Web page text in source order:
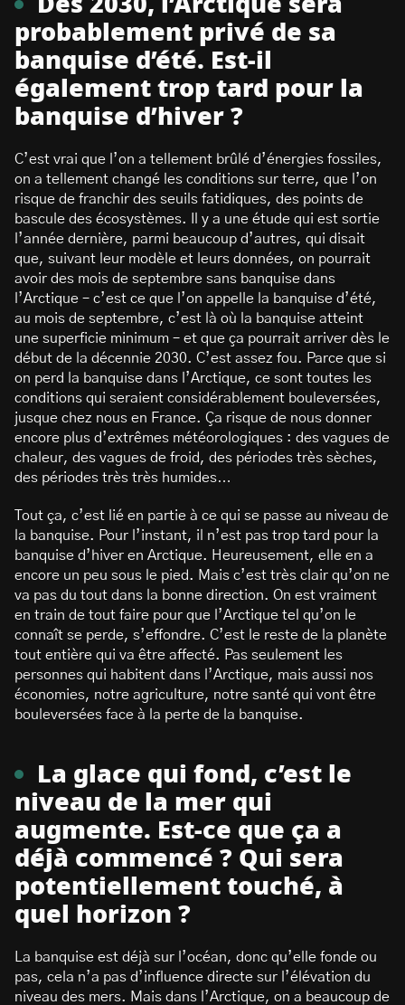
Dès 2030, l’Arctique sera
probablement privé de sa
banquise d’été. Est-il
également trop tard pour la
banquise d’hiver ?
C’est vrai que l’on a tellement brûlé d’énergies fossiles,
on a tellement changé les conditions sur terre, que l’on
risque de franchir des seuils fatidiques, des points de
bascule des écosystèmes. Il y a une étude qui est sortie
l’année dernière, parmi beaucoup d’autres, qui disait
que, suivant leur modèle et leurs données, on pourrait
avoir des mois de septembre sans banquise dans
l’Arctique – c’est ce que l’on appelle la banquise d’été,
au mois de septembre, c’est là où la banquise atteint
une superficie minimum – et que ça pourrait arriver dès le
début de la décennie 2030. C’est assez fou. Parce que si
on perd la banquise dans l’Arctique, ce sont toutes les
conditions qui seraient considérablement bouleversées,
jusque chez nous en France. Ça risque de nous donner
encore plus d’extrêmes météorologiques : des vagues de
chaleur, des vagues de froid, des périodes très sèches,
des périodes très très humides…
Tout ça, c’est lié en partie à ce qui se passe au niveau de
la banquise. Pour l’instant, il n’est pas trop tard pour la
banquise d’hiver en Arctique. Heureusement, elle en a
encore un peu sous le pied. Mais c’est très clair qu’on ne
va pas du tout dans la bonne direction. On est vraiment
en train de tout faire pour que l’Arctique tel qu’on le
connaît se perde, s’effondre. C’est le reste de la planète
tout entière qui va être affecté. Pas seulement les
personnes qui habitent dans l’Arctique, mais aussi nos
économies, notre agriculture, notre santé qui vont être
bouleversées face à la perte de la banquise.
La glace qui fond, c’est le
niveau de la mer qui
augmente. Est-ce que ça a
déjà commencé ? Qui sera
potentiellement touché, à
quel horizon ?
La banquise est déjà sur l’océan, donc qu’elle fonde ou
pas, cela n’a pas d’influence directe sur l’élévation du
niveau des mers. Mais dans l’Arctique, on a beaucoup de